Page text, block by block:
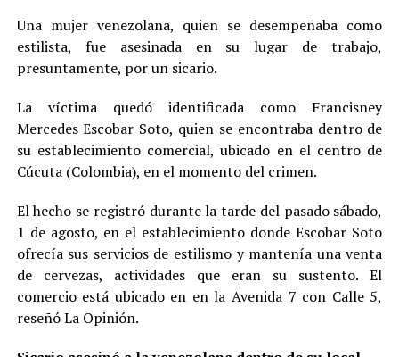
Una mujer venezolana, quien se desempeñaba como
estilista, fue asesinada en su lugar de trabajo,
presuntamente, por un sicario.
La víctima quedó identificada como Francisney
Mercedes Escobar Soto, quien se encontraba dentro de
su establecimiento comercial, ubicado en el centro de
Cúcuta (Colombia), en el momento del crimen.
El hecho se registró durante la tarde del pasado sábado,
1 de agosto, en el establecimiento donde Escobar Soto
ofrecía sus servicios de estilismo y mantenía una venta
de cervezas, actividades que eran su sustento. El
comercio está ubicado en en la Avenida 7 con Calle 5,
reseñó La Opinión.